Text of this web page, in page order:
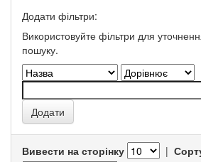
Додати фільтри:
Використовуйте фільтри для
пошуку.
Вивести на сторінку |